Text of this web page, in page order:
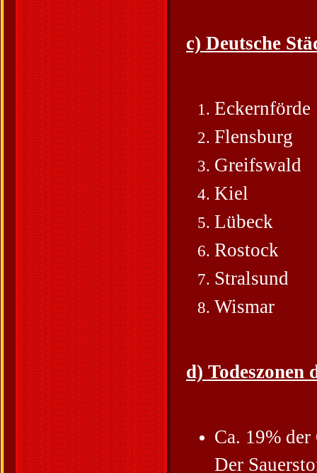
c) Deutsche
Eckernförde
Flensburg
Greifswald
Kiel
Lübeck
Rostock
Stralsund
Wismar
d) Todeszonen
Ca. 19%
Der